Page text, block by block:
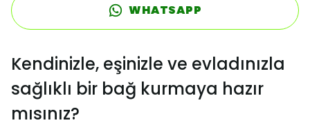
WHATSAPP
Kendinizle, eşinizle ve evladınızla
sağlıklı bir bağ kurmaya hazır
mısınız?